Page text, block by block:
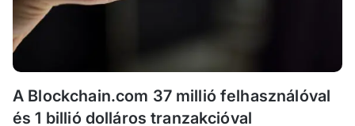
A Blockchain.com 37 millió felhasználóval
és 1 billió dolláros tranzakcióval